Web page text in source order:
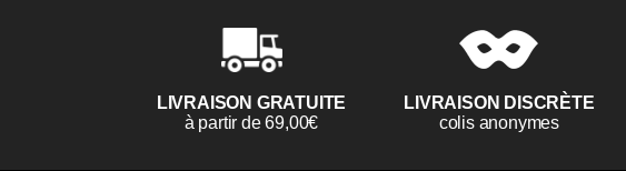
LIVRAISON GRATUITE
à partir de 69,00€
LIVRAISON DISCRÈTE
colis anonymes